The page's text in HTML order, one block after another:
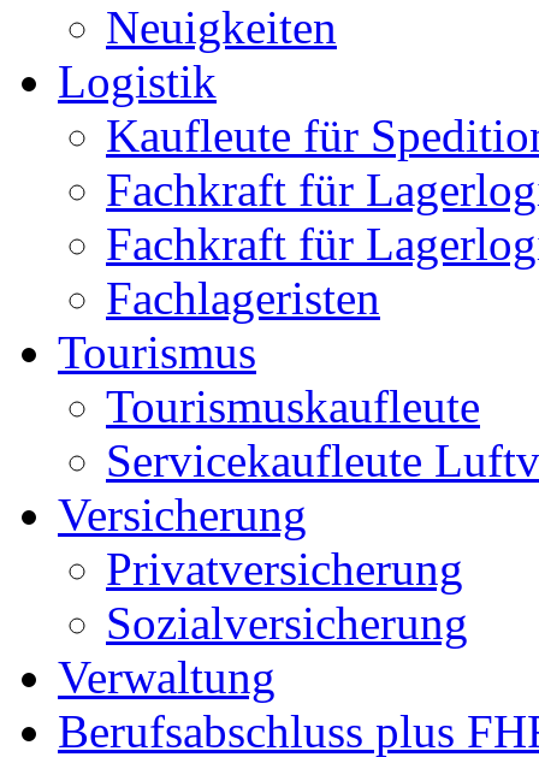
Neuigkeiten
Logistik
Kaufleute für
Fachkraft für
Fachkraft für
Fachlageristen
Tourismus
Tourismuskaufleute
Servicekaufleute
Versicherung
Privatversicherung
Sozialversicherung
Verwaltung
Berufsabschluss plus